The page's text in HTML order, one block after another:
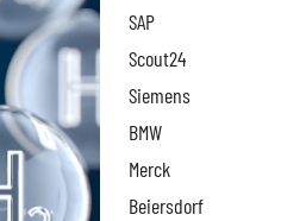
SAP
Scout24
Siemens
BMW
Merck
Beiersdorf